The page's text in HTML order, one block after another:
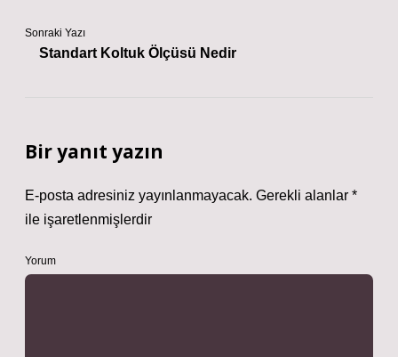
Sonraki Yazı
Standart Koltuk Ölçüsü Nedir
Bir yanıt yazın
E-posta adresiniz yayınlanmayacak. Gerekli alanlar *
ile işaretlenmişlerdir
Yorum